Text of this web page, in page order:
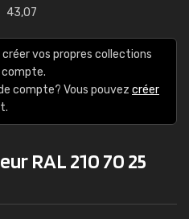
43,07
vos propres collections
compte.
compte? Vous pouvez créer
RAL 210 70 25